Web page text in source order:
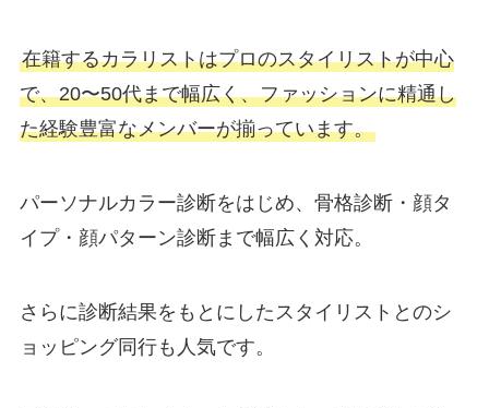
在籍するカラリストはプロのスタイリストが中心
で、20〜50代まで幅広く、ファッションに精通し
た経験豊富なメンバーが揃っています。
パーソナルカラー診断をはじめ、骨格診断・顔タ
イプ・顔パターン診断まで幅広く対応。
さらに診断結果をもとにしたスタイリストとのシ
ョッピング同行も人気です。